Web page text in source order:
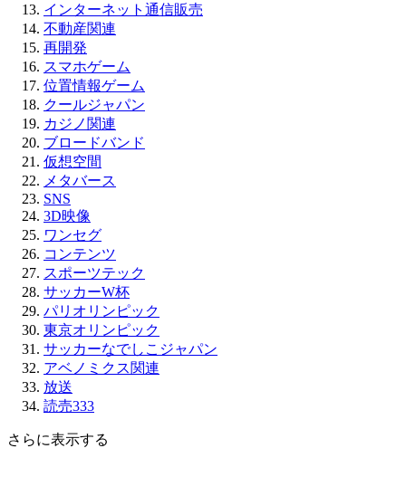
インターネット通信販売
不動産関連
再開発
スマホゲーム
位置情報ゲーム
クールジャパン
カジノ関連
ブロードバンド
仮想空間
メタバース
SNS
3D映像
ワンセグ
コンテンツ
スポーツテック
サッカーW杯
パリオリンピック
東京オリンピック
サッカーなでしこジャパン
アベノミクス関連
放送
読売333
さらに表示する